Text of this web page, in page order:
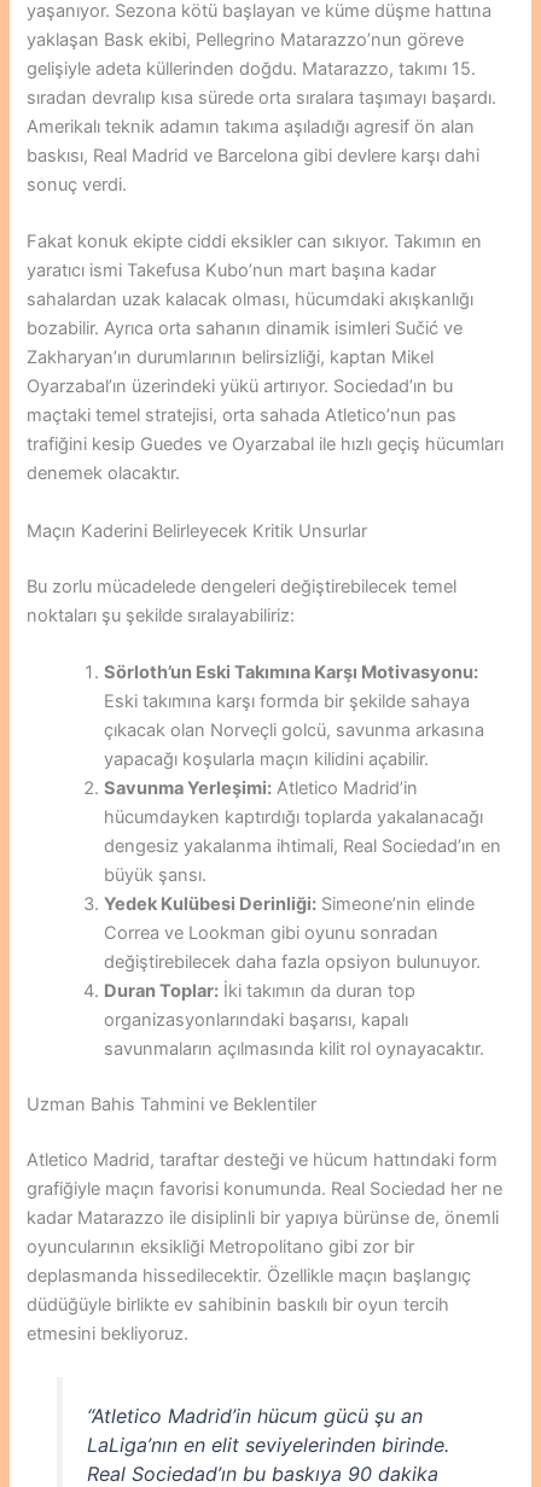
yaşanıyor. Sezona kötü başlayan ve küme düşme hattına
yaklaşan Bask ekibi, Pellegrino Matarazzo’nun göreve
gelişiyle adeta küllerinden doğdu. Matarazzo, takımı 15.
sıradan devralıp kısa sürede orta sıralara taşımayı başardı.
Amerikalı teknik adamın takıma aşıladığı agresif ön alan
baskısı, Real Madrid ve Barcelona gibi devlere karşı dahi
sonuç verdi.
Fakat konuk ekipte ciddi eksikler can sıkıyor. Takımın en
yaratıcı ismi Takefusa Kubo’nun mart başına kadar
sahalardan uzak kalacak olması, hücumdaki akışkanlığı
bozabilir. Ayrıca orta sahanın dinamik isimleri Sučić ve
Zakharyan’ın durumlarının belirsizliği, kaptan Mikel
Oyarzabal’ın üzerindeki yükü artırıyor. Sociedad’ın bu
maçtaki temel stratejisi, orta sahada Atletico’nun pas
trafiğini kesip Guedes ve Oyarzabal ile hızlı geçiş hücumları
denemek olacaktır.
Maçın Kaderini Belirleyecek Kritik Unsurlar
Bu zorlu mücadelede dengeleri değiştirebilecek temel
noktaları şu şekilde sıralayabiliriz:
Sörloth’un Eski Takımına Karşı Motivasyonu:
Eski takımına karşı formda bir şekilde sahaya
çıkacak olan Norveçli golcü, savunma arkasına
yapacağı koşularla maçın kilidini açabilir.
Savunma Yerleşimi: Atletico Madrid’in
hücumdayken kaptırdığı toplarda yakalanacağı
dengesiz yakalanma ihtimali, Real Sociedad’ın en
büyük şansı.
Yedek Kulübesi Derinliği: Simeone’nin elinde
Correa ve Lookman gibi oyunu sonradan
değiştirebilecek daha fazla opsiyon bulunuyor.
Duran Toplar: İki takımın da duran top
organizasyonlarındaki başarısı, kapalı
savunmaların açılmasında kilit rol oynayacaktır.
Uzman Bahis Tahmini ve Beklentiler
Atletico Madrid, taraftar desteği ve hücum hattındaki form
grafiğiyle maçın favorisi konumunda. Real Sociedad her ne
kadar Matarazzo ile disiplinli bir yapıya bürünse de, önemli
oyuncularının eksikliği Metropolitano gibi zor bir
deplasmanda hissedilecektir. Özellikle maçın başlangıç
düdüğüyle birlikte ev sahibinin baskılı bir oyun tercih
etmesini bekliyoruz.
“Atletico Madrid’in hücum gücü şu an
LaLiga’nın en elit seviyelerinden birinde.
Real Sociedad’ın bu baskıya 90 dakika